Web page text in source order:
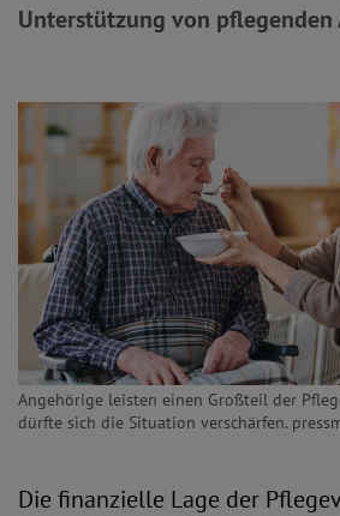
Unterstützung von pflegenden
Angehörige leisten einen Großteil der
dürfte sich die Situation verschärfen.
Die finanzielle Lage der